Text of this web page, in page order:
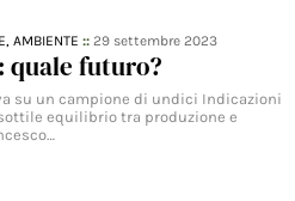
AMBIENTE ::29 settembre 2023
quale futuro?
su un campione di undici Indicazioni
equilibrio tra produzione e